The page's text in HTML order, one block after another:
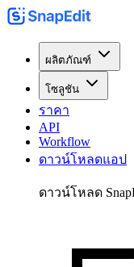
ผลิตภัณฑ์
โซลูชัน
ราคา
API
Workflow
ดาวน์โหลดแอป
ดาวน์โหลด